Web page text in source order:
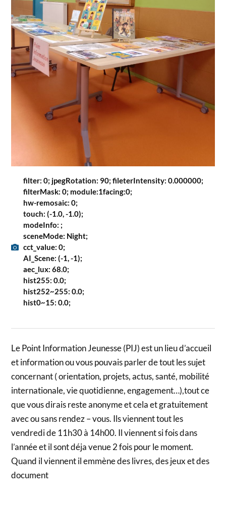
filter: 0; jpegRotation: 90; fileterIntensity: 0.000000;
filterMask: 0; module:1facing:0;
hw-remosaic: 0;
touch: (-1.0, -1.0);
modeInfo: ;
sceneMode: Night;
cct_value: 0;
AI_Scene: (-1, -1);
aec_lux: 68.0;
hist255: 0.0;
hist252~255: 0.0;
hist0~15: 0.0;
Le Point Information Jeunesse (PIJ) est un lieu d’accueil
et information ou vous pouvais parler de tout les sujet
concernant ( orientation, projets, actus, santé, mobilité
internationale, vie quotidienne, engagement…),tout ce
que vous dirais reste anonyme et cela et gratuitement
avec ou sans rendez – vous. Ils viennent tout les
vendredi de 11h30 à 14h00. Il viennent si fois dans
l’année et il sont déja venue 2 fois pour le moment.
Quand il viennent il emmène des livres, des jeux et des
document